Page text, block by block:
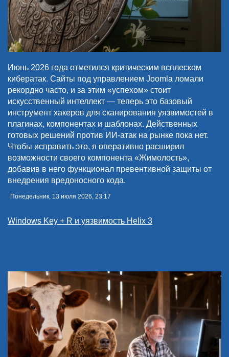
Июнь 2026 года отметился критическим всплеском
кибератак. Сайты под управлением Joomla ломали
рекордно часто, и за этим «успехом» стоит
искусственный интеллект — теперь это базовый
инструмент хакеров для сканирования уязвимостей в
плагинах, компонентах и шаблонах. Действенных
готовых решений против ИИ-атак на рынке пока нет.
Чтобы исправить это, я оперативно расширил
возможности своего компонента «Жимолость»,
добавив в него функционал превентивной защиты от
внедрения вредоносного кода.
Понедельник, 13 июля 2026, 23:17
Windows Key + R и уязвимость Helix 3